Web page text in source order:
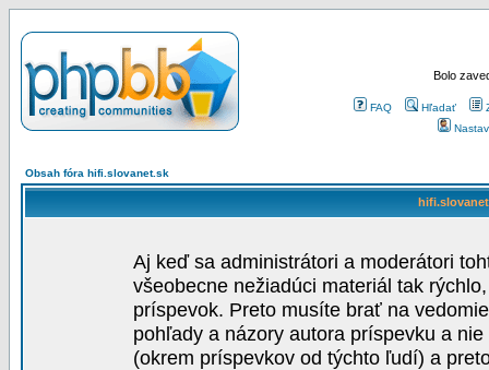
Bolo
FAQ Hľadať
Obsah fóra hifi.slovanet.sk
Aj keď sa administrátori a moderátori
všeobecne nežiadúci materiál tak
príspevok. Preto musíte brať na
pohľady a názory autora príspevku a
(okrem príspevkov od týchto ľudí) a